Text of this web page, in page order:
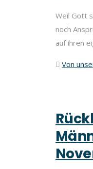
Weil Gott
noch
auf ihren
Von